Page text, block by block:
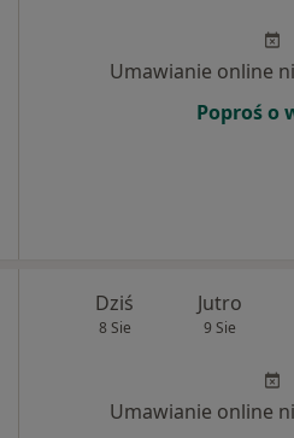
Umawianie online
Poproś o
Dziś
8 Sie
Jutro
9 Sie
Umawianie online